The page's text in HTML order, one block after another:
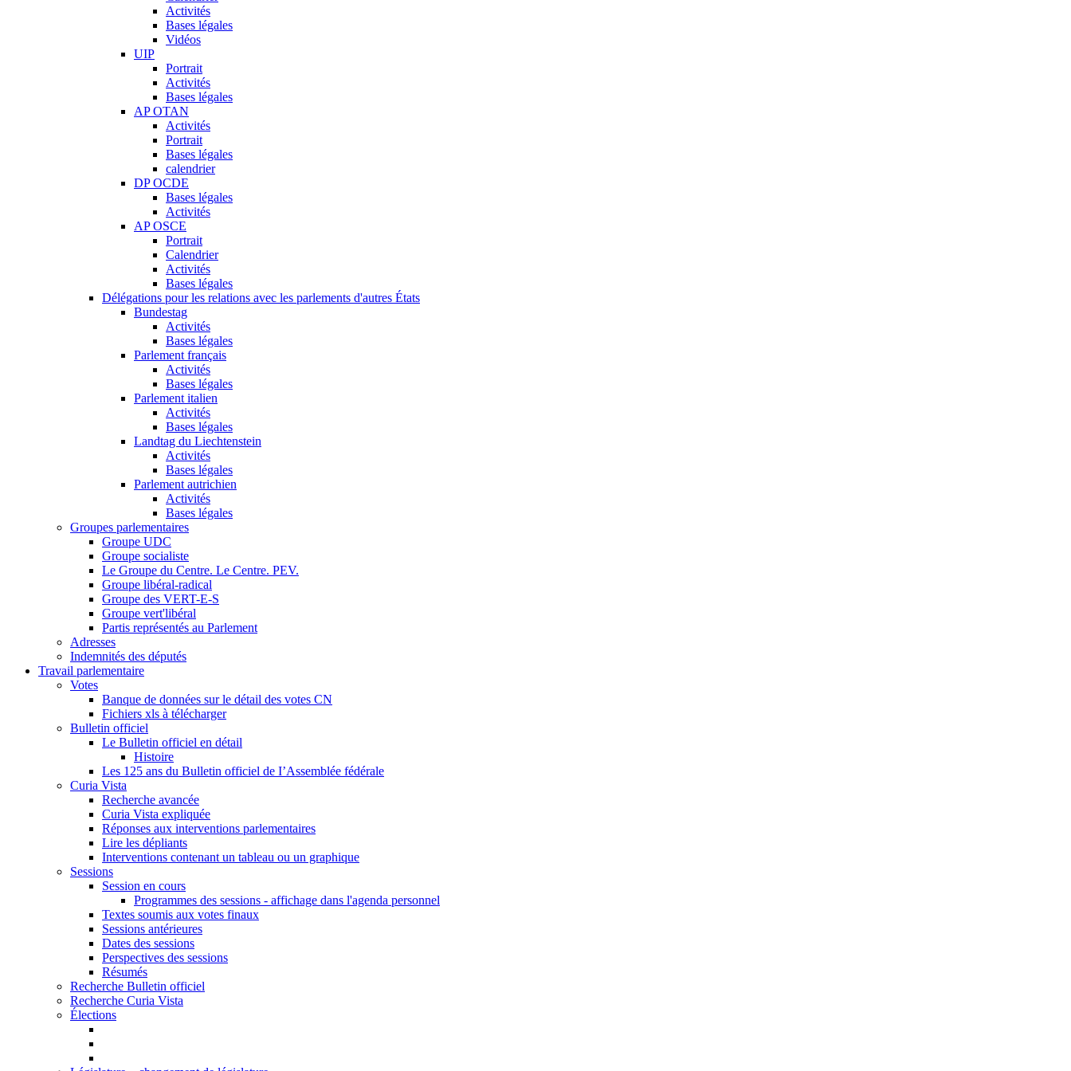
Activités
Bases légales
Vidéos
UIP
Portrait
Activités
Bases légales
AP OTAN
Activités
Portrait
Bases légales
calendrier
DP OCDE
Bases légales
Activités
AP OSCE
Portrait
Calendrier
Activités
Bases légales
Délégations pour les relations avec les parlements d'autres États
Bundestag
Activités
Bases légales
Parlement français
Activités
Bases légales
Parlement italien
Activités
Bases légales
Landtag du Liechtenstein
Activités
Bases légales
Parlement autrichien
Activités
Bases légales
Groupes parlementaires
Groupe UDC
Groupe socialiste
Le Groupe du Centre. Le Centre. PEV.
Groupe libéral-radical
Groupe des VERT-E-S
Groupe vert'libéral
Partis représentés au Parlement
Adresses
Indemnités des députés
Travail parlementaire
Votes
Banque de données sur le détail des votes CN
Fichiers xls à télécharger
Bulletin officiel
Le Bulletin officiel en détail
Histoire
Les 125 ans du Bulletin officiel de I’Assemblée fédérale
Curia Vista
Recherche avancée
Curia Vista expliquée
Réponses aux interventions parlementaires
Lire les dépliants
Interventions contenant un tableau ou un graphique
Sessions
Session en cours
Programmes des sessions - affichage dans l'agenda personnel
Textes soumis aux votes finaux
Sessions antérieures
Dates des sessions
Perspectives des sessions
Résumés
Recherche Bulletin officiel
Recherche Curia Vista
Élections